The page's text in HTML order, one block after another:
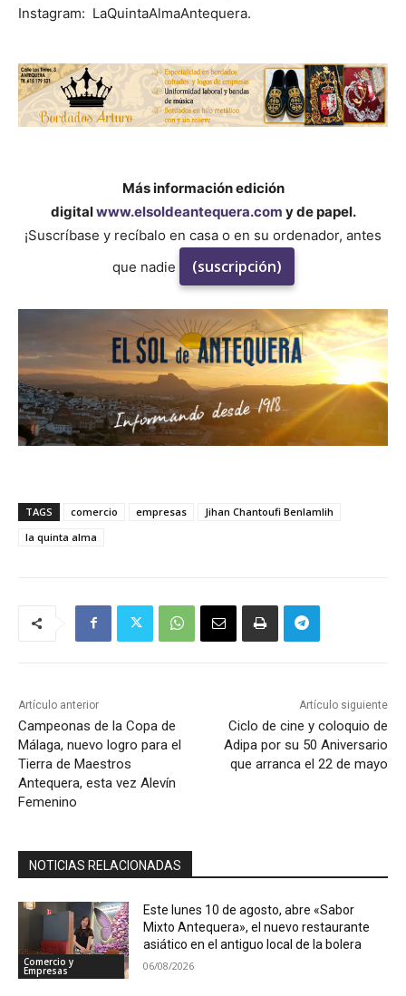
Instagram: LaQuintaAlmaAntequera.
Más información edición
digitalwww.elsoldeantequera.com y de papel.
¡Suscríbase y recíbalo en casa o en su ordenador, antes
que nadie
(suscripción)
TAGS comercio empresas
Jihan Chantoufi Benlamlih
la quinta alma
Artículo anterior
Campeonas de la Copa de
Málaga, nuevo logro para el
Tierra de Maestros
Antequera, esta vez Alevín
Femenino
Artículo siguiente
Ciclo de cine y coloquio de
Adipa por su 50 Aniversario
que arranca el 22 de mayo
NOTICIAS RELACIONADAS
Comercio y
Empresas
Este lunes 10 de agosto, abre «Sabor
Mixto Antequera», el nuevo restaurante
asiático en el antiguo local de la bolera
06/08/2026